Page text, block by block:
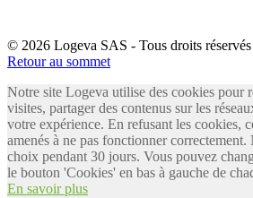
© 2026 Logeva SAS - Tous droits réservés
Retour au sommet
Notre site Logeva utilise des cookies pour
visites, partager des contenus sur les
votre expérience. En refusant les cookies,
amenés à ne pas fonctionner
choix pendant 30 jours. Vous pouvez
le bouton 'Cookies' en bas à gauche de
En savoir plus